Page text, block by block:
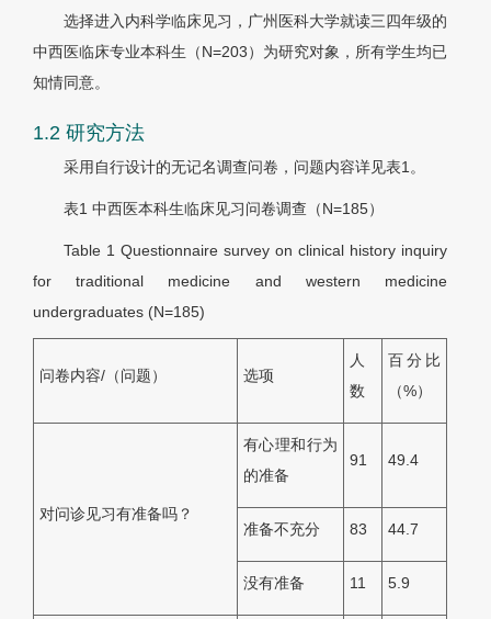
选择进入内科学临床见习，广州医科大学就读三四年级的
中西医临床专业本科生（N=203）为研究对象，所有学生均已
知情同意。
1.2 研究方法
采用自行设计的无记名调查问卷，问题内容详见表1。
表1 中西医本科生临床见习问卷调查（N=185）
Table 1 Questionnaire survey on clinical history inquiry
for traditional medicine and western medicine
undergraduates (N=185)
问卷内容/（问题） 选项
人
数
百分比
（%）
对问诊见习有准备吗？
有心理和行为
的准备
91 49.4
准备不充分 83 44.7
没有准备 11 5.9